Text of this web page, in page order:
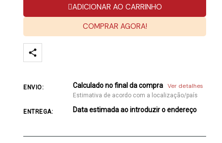
ADICIONAR AO CARRINHO
COMPRAR AGORA!
ENVIO: Calculado no final da compra Ver detalhes
Estimativa de acordo com a localização/país
ENTREGA: Data estimada ao introduzir o endereço